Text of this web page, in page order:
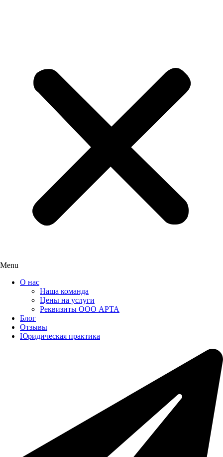
Menu
О нас
Наша команда
Цены на услуги
Реквизиты ООО АРТА
Блог
Отзывы
Юридическая практика